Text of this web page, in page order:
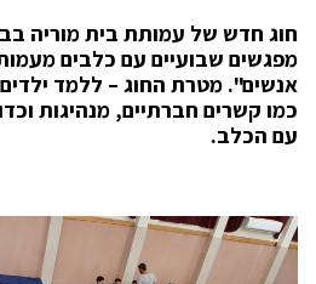
חוג חדש של עמותת בית מוריה
מפגשים שבועיים עם כלבים
אנשים". מטרת החוג – ללמד ילדים
כמו קשרים חברתיים, מנהיגות
עם הכלב.